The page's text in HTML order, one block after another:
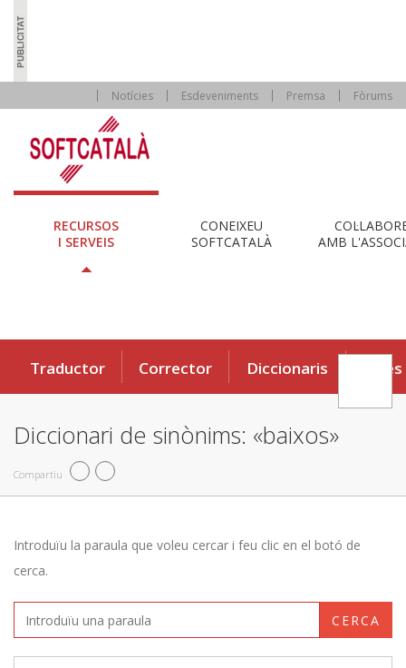
Notícies Esdeveniments Premsa Fòrums
RECURSOS
I SERVEIS
CONEIXEU
SOFTCATALÀ
AMB
Traductor Corrector Diccionaris Eines
Diccionari de sinònims: «baixos»
Compartiu
Introduïu la paraula que voleu cercar i feu clic en el botó de
cerca.
CERCA